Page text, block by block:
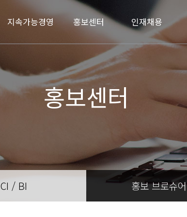
지속가능경영 홍보센터 인재채용
홍보센터
CI / BI 홍보 브로슈어